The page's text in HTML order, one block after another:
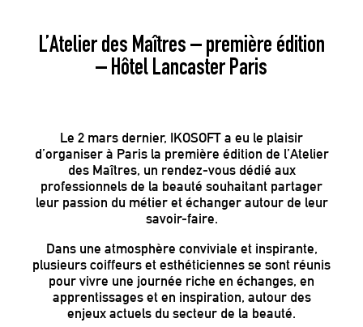
L’Atelier des Maîtres – première édition
– Hôtel Lancaster Paris
Le 2 mars dernier, IKOSOFT a eu le plaisir
d’organiser à Paris la première édition de l’Atelier
des Maîtres, un rendez-vous dédié aux
professionnels de la beauté souhaitant partager
leur passion du métier et échanger autour de leur
savoir-faire.
Dans une atmosphère conviviale et inspirante,
plusieurs coiffeurs et esthéticiennes se sont réunis
pour vivre une journée riche en échanges, en
apprentissages et en inspiration, autour des
enjeux actuels du secteur de la beauté.